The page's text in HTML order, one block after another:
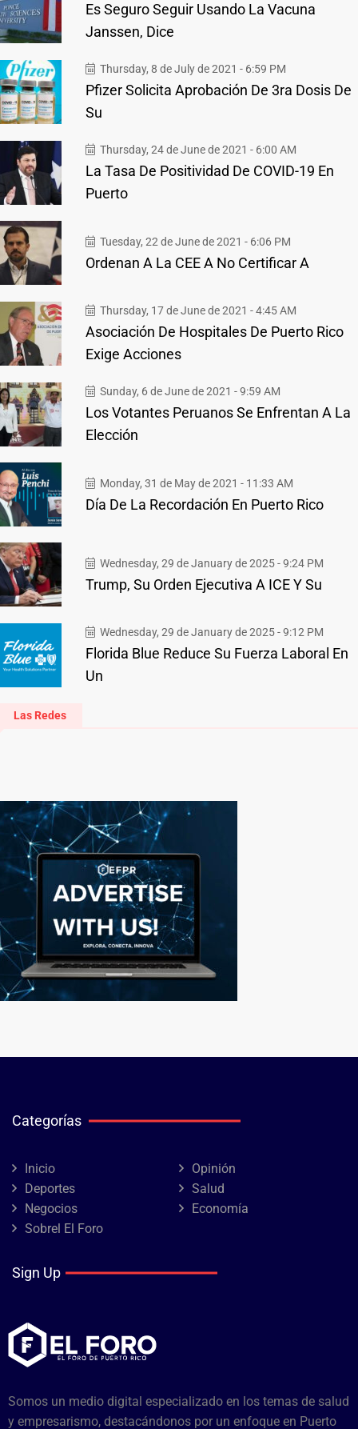
Es Seguro Seguir Usando La Vacuna
Janssen, Dice
Thursday, 8 de July de 2021 - 6:59 PM
Pfizer Solicita Aprobación De 3ra Dosis De
Su
Thursday, 24 de June de 2021 - 6:00 AM
La Tasa De Positividad De COVID-19 En
Puerto
Tuesday, 22 de June de 2021 - 6:06 PM
Ordenan A La CEE A No Certificar A
Thursday, 17 de June de 2021 - 4:45 AM
Asociación De Hospitales De Puerto Rico
Exige Acciones
Sunday, 6 de June de 2021 - 9:59 AM
Los Votantes Peruanos Se Enfrentan A La
Elección
Monday, 31 de May de 2021 - 11:33 AM
Día De La Recordación En Puerto Rico
Wednesday, 29 de January de 2025 - 9:24 PM
Trump, Su Orden Ejecutiva A ICE Y Su
Wednesday, 29 de January de 2025 - 9:12 PM
Florida Blue Reduce Su Fuerza Laboral En
Un
Las Redes
Categorías
Inicio
Opinión
Deportes
Salud
Negocios
Economía
Sobrel El Foro
Sign Up
Somos un medio digital especializado en los temas de salud
y empresarismo, destacándonos por un enfoque en Puerto